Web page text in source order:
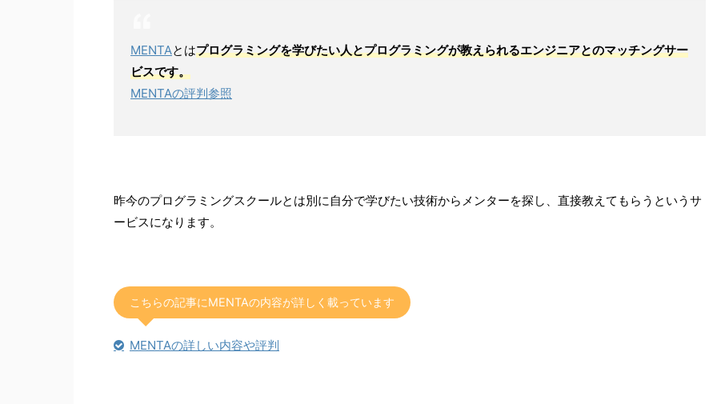
MENTAとはプログラミングを学びたい人とプログラミングが教えられるエンジニアとのマッチングサー
ビスです。
MENTAの評判参照
昨今のプログラミングスクールとは別に自分で学びたい技術からメンターを探し、直接教えてもらうというサ
ービスになります。
こちらの記事にMENTAの内容が詳しく載っています
MENTAの詳しい内容や評判